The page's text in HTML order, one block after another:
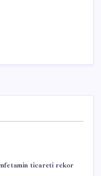
ticareti rekor